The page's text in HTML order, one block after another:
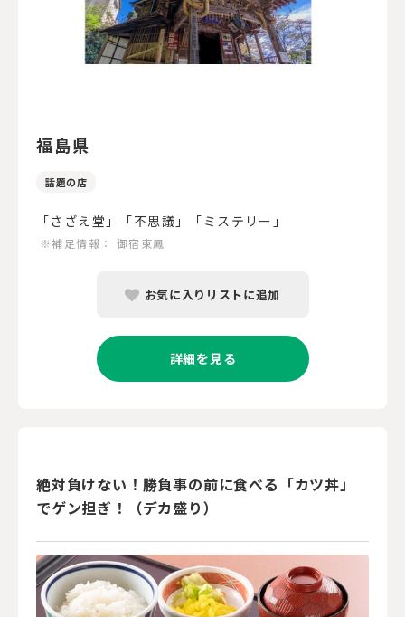
福島県
話題の店
「さざえ堂」「不思議」「ミステリー」
※補足情報： 御宿東鳳
お気に入りリストに追加
詳細を見る
絶対負けない！勝負事の前に食べる「カツ丼」
でゲン担ぎ！（デカ盛り）